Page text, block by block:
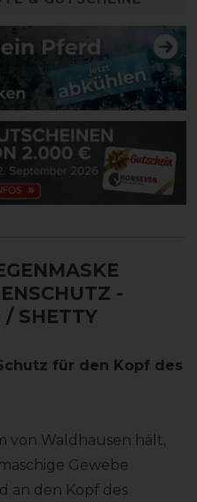
-
/ SHETTY
für den Kopf des
von Waldhausen hält,
Gewebe
an den Kopf des